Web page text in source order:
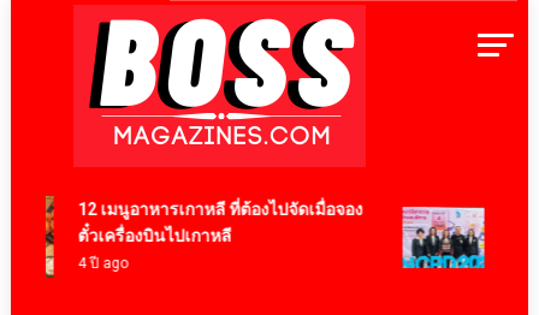
BossMagazinesThailand
12 เมนูอาหารเกาหลี ที่ต้องไปจัดเมื่อจอง
ตั๋วเครื่องบินไปเกาหลี
4 ปี ago